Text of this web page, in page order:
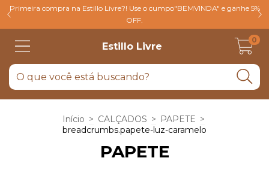
Primeira compra na Estillo Livre?! Use o cumpo"BEMVINDA" e ganhe 5%
OFF.
Estillo Livre
0
Início > CALÇADOS > PAPETE >
breadcrumbs.papete-luz-caramelo
PAPETE